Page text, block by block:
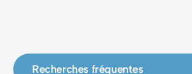
Recherches fréquentes